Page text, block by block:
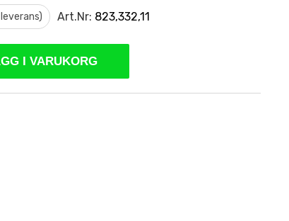
leverans) Art.Nr: 823,332,11
I VARUKORG